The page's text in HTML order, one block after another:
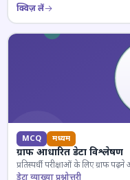
क्विज़ लें
MCQ मध्यम
ग्राफ आधारित डेटा विश्लेषण
प्रतिस्पर्धी परीक्षाओं के लिए ग्राफ
डेटा व्याख्या प्रश्नोत्तरी